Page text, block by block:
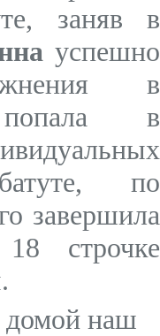
заняв в
успешно
в
попала в
по
завершила
строчке
наш